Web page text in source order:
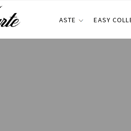
ASTE EASY